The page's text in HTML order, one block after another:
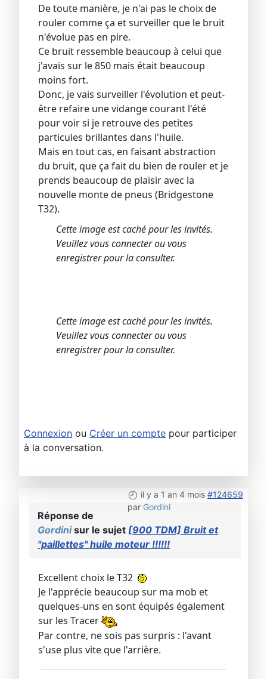
De toute manière, je n'ai pas le choix de
rouler comme ça et surveiller que le bruit
n'évolue pas en pire.
Ce bruit ressemble beaucoup à celui que
j'avais sur le 850 mais était beaucoup
moins fort.
Donc, je vais surveiller l'évolution et peut-
être refaire une vidange courant l'été
pour voir si je retrouve des petites
particules brillantes dans l'huile.
Mais en tout cas, en faisant abstraction
du bruit, que ça fait du bien de rouler et je
prends beaucoup de plaisir avec la
nouvelle monte de pneus (Bridgestone
T32).
Cette image est caché pour les invités.
Veuillez vous connecter ou vous
enregistrer pour la consulter.
Cette image est caché pour les invités.
Veuillez vous connecter ou vous
enregistrer pour la consulter.
Connexion ou Créer un compte pour participer
à la conversation.
il y a 1 an 4 mois #124659
par Gordini
Réponse de
Gordinisur le sujet [900 TDM] Bruit et
"paillettes" huile moteur !!!!!!
Excellent choix le T32
Je l'apprécie beaucoup sur ma mob et
quelques-uns en sont équipés également
sur les Tracer
Par contre, ne sois pas surpris : l'avant
s'use plus vite que l'arrière.